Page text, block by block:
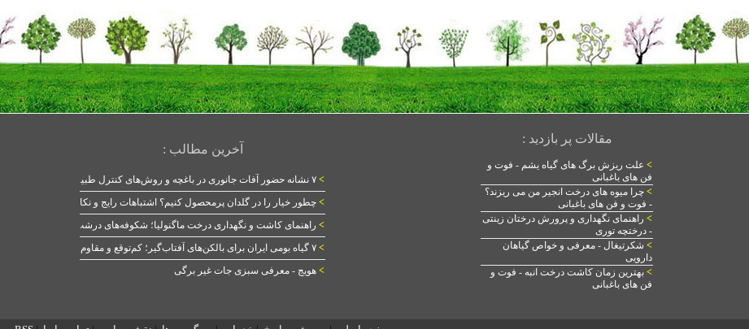
آخرین مطالب :
> ۷ نشانه حضور آفات جانوری در باغچه و روش‌های کنترل طبیعی
> چطور خیار را در گلدان پرمحصول کنیم؟ اشتباهات رایج و نکات طلایی
> راهنمای کاشت و نگهداری درخت ماگنولیا؛ شکوفه‌های درشت در بهار
> ۷ گیاه بومی ایران برای بالکن‌های آفتاب‌گیر؛ کم‌توقع و مقاوم
> هویج - معرفی سبزی جات غیر برگی
مقالات پر بازدید :
> علت ریزش برگ های گیاه یشم - فوت و
فن های باغبانی
> چرا میوه های درخت انجیر من می ریزند؟
- فوت و فن های باغبانی
> راهنمای نگهداری و پرورش درختان زینتی
- درختچه توری
> شکرتیغال - معرفی و خواص گیاهان
دارویی
> بهترین زمان کاشت درخت انبه - فوت و
فن های باغبانی